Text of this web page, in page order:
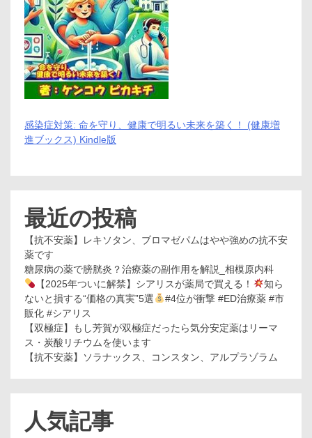
感染症対策: 命を守り、健康で明るい未来を築く！ (健康増
進ブックス) Kindle版
最近の投稿
【抗不安薬】レキソタン、ブロマゼパムはやや強めの抗不安
薬です
糖尿病の薬で膀胱炎？治療薬の副作用を解説_相模原内科
【2025年ついに解禁】シアリスが薬局で買える！
知ら
ないと損する“価格の真実”5選
#4位が衝撃 #ED治療薬 #市
販化 #シアリス
【双極症】もし芳賀が双極症だったら気分安定薬はリーマ
ス・炭酸リチウムを使います
【抗不安薬】ソラナックス、コンスタン、アルプラゾラム
人気記事